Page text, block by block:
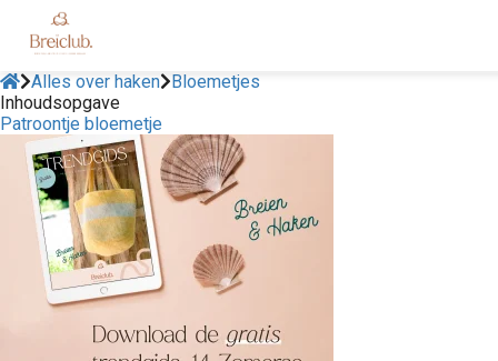
Alles over haken
Bloemetjes
Inhoudsopgave
Patroontje bloemetje